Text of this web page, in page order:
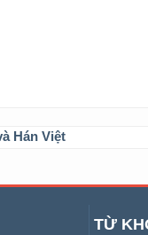
Hán Việt
TỪ